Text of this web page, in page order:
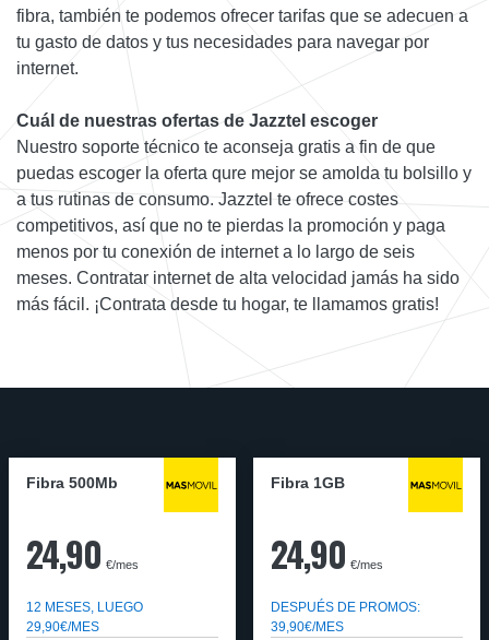
fibra, también te podemos ofrecer tarifas que se adecuen a
tu gasto de datos y tus necesidades para navegar por
internet.
Cuál de nuestras ofertas de Jazztel escoger
Nuestro soporte técnico te aconseja gratis a fin de que
puedas escoger la oferta qure mejor se amolda tu bolsillo y
a tus rutinas de consumo. Jazztel te ofrece costes
competitivos, así que no te pierdas la promoción y paga
menos por tu conexión de internet a lo largo de seis
meses. Contratar internet de alta velocidad jamás ha sido
más fácil. ¡Contrata desde tu hogar, te llamamos gratis!
Fibra 500Mb
24,90 €/mes
12 MESES, LUEGO
29,90€/MES
Fibra 1GB
24,90 €/mes
DESPUÉS DE PROMOS:
39,90€/MES